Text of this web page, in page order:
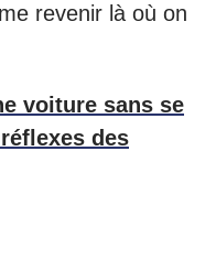
revenir là où on
voiture sans se
des